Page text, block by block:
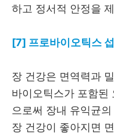
하고 정서적 안정을
[7] 프로바이오틱스
장 건강은 면역력과
바이오틱스가 포함된
으로써 장내 유익균
장 건강이 좋아지면